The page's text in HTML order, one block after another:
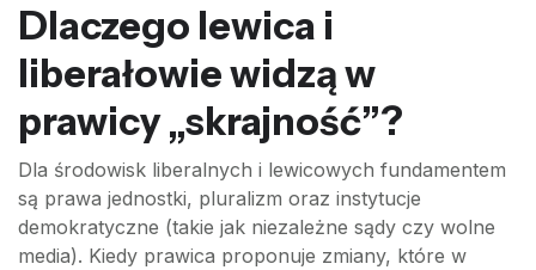
Dlaczego lewica i
liberałowie widzą w
prawicy „skrajność”?
Dla środowisk liberalnych i lewicowych fundamentem
są prawa jednostki, pluralizm oraz instytucje
demokratyczne (takie jak niezależne sądy czy wolne
media). Kiedy prawica proponuje zmiany, które w